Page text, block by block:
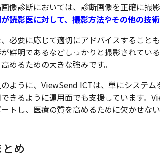
像診断においては、診断画像を正確に撮
読影医に対して、撮影方法やその他の技
、必要に応じて適切にアドバイスすること
鮮明であるなどしっかりと撮影されてい
めるための大きな強みです。
ように、ViewSend ICTは、単にシステ
きるように運用面でも支援しています。
トし、医療の質を高めるために欠かせない
とめ